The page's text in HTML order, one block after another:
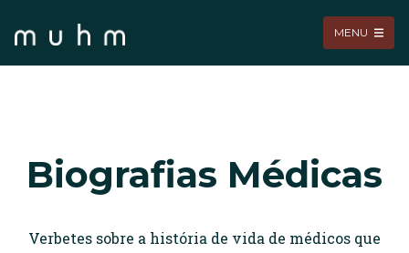
MENU
Biografias Médicas
Verbetes sobre a história de vida de médicos que